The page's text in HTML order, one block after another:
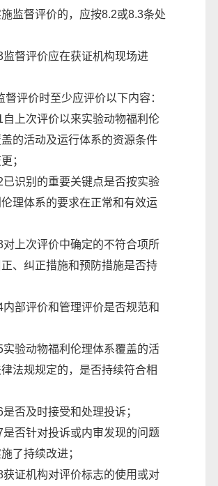
监督评价的，应按8.2或8.3条处
监督评价应在获证机构现场进
督评价时至少应评价以下内容：
自上次评价以来实验动物福利伦
的活动及运行体系的资源条件
；
已识别的重要关键点是否按实验
理体系的要求在正常和有效运
对上次评价中确定的不符合项所
、纠正措施和预防措施是否持
内部评价和管理评价是否规范和
实验动物福利伦理体系覆盖的活
法规规定的，是否持续符合相
是否及时接受和处理投诉；
是否针对投诉或内审发现的问题
了持续改进；
获证机构对评价标志的使用或对